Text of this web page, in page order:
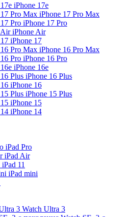
iPhone 17e
iPhone 17 Pro Max
iPhone 17 Pro
iPhone Air
iPhone 17
iPhone 16 Pro Max
iPhone 16 Pro
iPhone 16e
iPhone 16 Plus
iPhone 16
iPhone 15 Plus
iPhone 15
iPhone 14
iPad Pro
iPad Air
iPad 11
iPad mini
Watch Ultra 3